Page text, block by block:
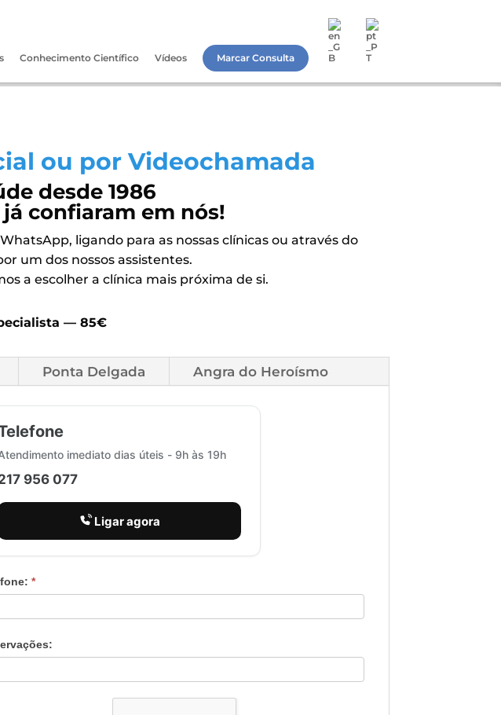
Conhecimento Científico Vídeos Marcar Consulta
ou por Videochamada
desde 1986
confiaram em nós!
ligando para as nossas clínicas ou através do
um dos nossos assistentes.
a escolher a clínica mais próxima de si.
— 85€
Ponta Delgada Angra do Heroísmo
imediato dias úteis - 9h às 19h
956 077
Ligar agora
*